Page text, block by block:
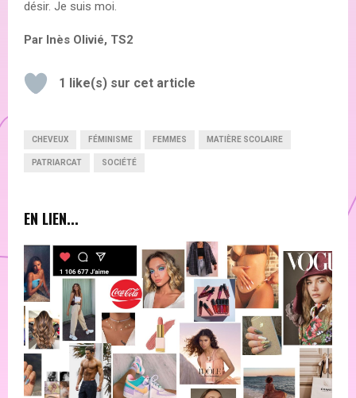
désir. Je suis moi.
Par Inès Olivié, TS2
1 like(s) sur cet article
CHEVEUX FÉMINISME FEMMES MATIÈRE SCOLAIRE
PATRIARCAT SOCIÉTÉ
EN LIEN...